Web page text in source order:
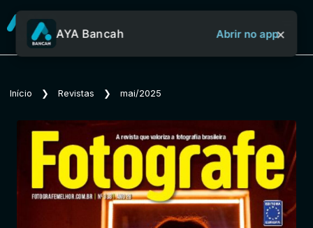
Sobre o Aya Bancah
Início
Revistas
AYA Bancah Abrir no app×
Início ❯ Revistas ❯ mai/2025